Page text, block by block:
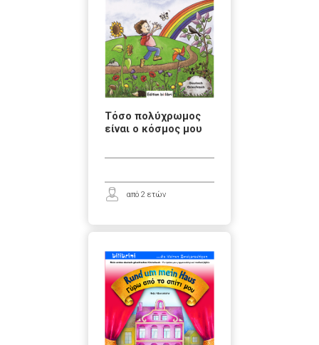
Τόσο πολύχρωμος
είναι ο κόσμος μου
από 2 ετών